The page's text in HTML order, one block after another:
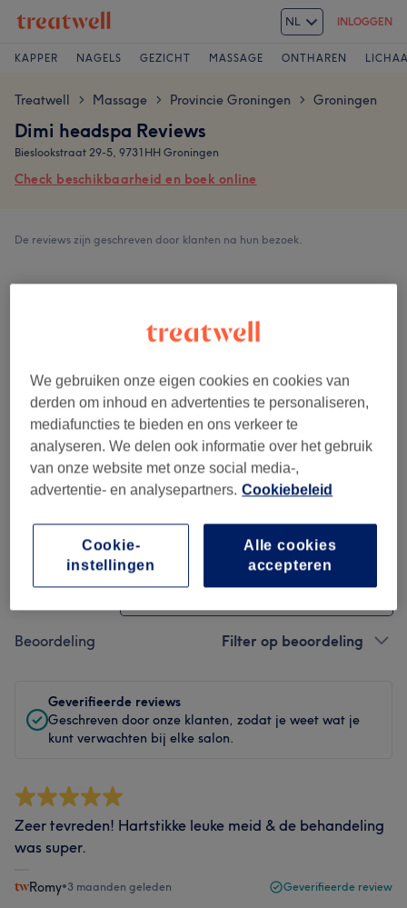
NL INLOGGEN
KAPPER NAGELS GEZICHT MASSAGE ONTHAREN
Treatwell > Massage > Provincie Groningen > Groningen
Dimi headspa Reviews
Bieslookstraat 29-5, 9731HH Groningen
Check beschikbaarheid en boek online
De reviews zijn geschreven door klanten na hun bezoek.
4,9
Hygiëne
Medewerkers
Reviews filteren
Behandeling Alle behandelingen
Beoordeling Filter op beoordeling
Geverifieerde reviews
Geschreven door onze klanten, zodat je weet wat je
kunt verwachten bij elke salon.
Zeer tevreden! Hartstikke leuke meid & de behandeling
was super.
Romy•3 maanden geleden Geverifieerde review
We gebruiken onze eigen cookies en cookies van
derden om inhoud en advertenties te personaliseren,
mediafuncties te bieden en ons verkeer te
analyseren. We delen ook informatie over het gebruik
van onze website met onze social media-,
advertentie- en analysepartners. Cookiebeleid
Alle cookies
accepteren
Cookie-
instellingen